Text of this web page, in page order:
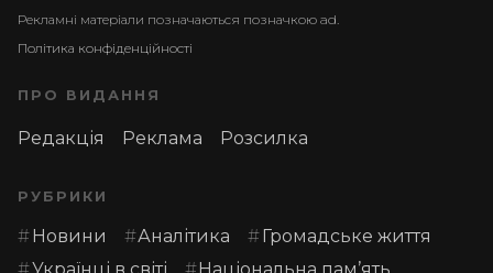
Рекламні матеріали позначаються позначкою ad.
Політика конфіденційності
ПРО ВИДАННЯ
Редакція Реклама Розсилка
РУБРИКИ
Новини Аналітика
Громадське життя